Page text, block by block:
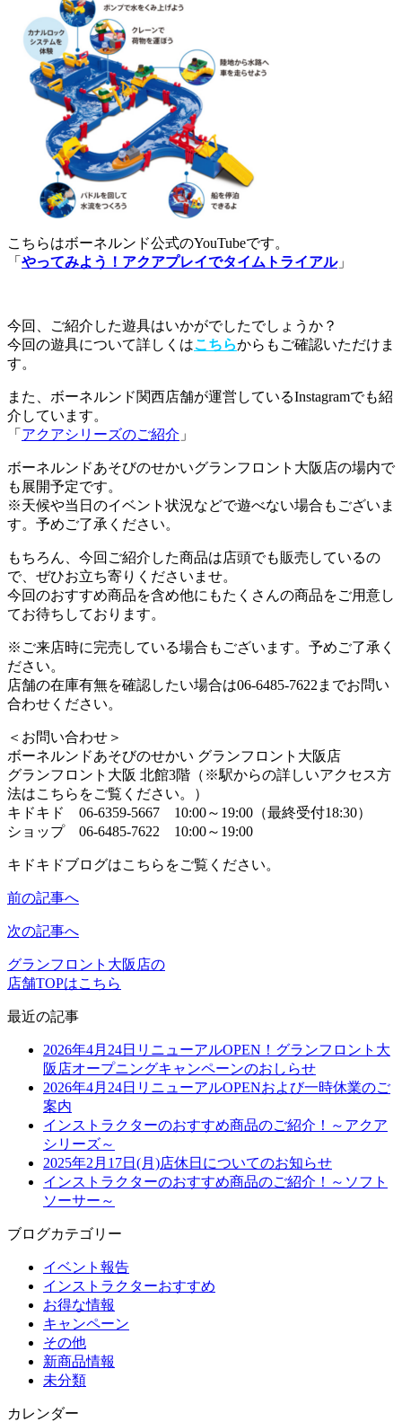
こちらはボーネルンド公式のYouTubeです。
「 やってみよう！アクアプレイでタイムトライアル」
今回、ご紹介した遊具はいかがでしたでしょうか？
今回の遊具について詳しくはこちらからもご確認いただけま
す。
また、ボーネルンド関西店舗が運営しているInstagramでも紹
介しています。
「 アクアシリーズのご紹介 」
ボーネルンドあそびのせかいグランフロント大阪店の場内で
も展開予定です。
※天候や当日のイベント状況などで遊べない場合もございま
す。予めご了承ください。
もちろん、今回ご紹介した商品は店頭でも販売しているの
で、ぜひお立ち寄りくださいませ。
今回のおすすめ商品を含め他にもたくさんの商品をご用意し
てお待ちしております。
※ご来店時に完売している場合もございます。予めご了承く
ださい。
店舗の在庫有無を確認したい場合は06-6485-7622までお問い
合わせください。
＜お問い合わせ＞
​ボーネルンドあそびのせかい グランフロント大阪店
グランフロント大阪 北館3階（※駅からの詳しいアクセス方
法はこちらをご覧ください。）
キドキド 06-6359-5667 10:00～19:00（最終受付18:30）
ショップ 06-6485-7622 10:00～19:00
キドキドブログはこちらをご覧ください。
前の記事へ
次の記事へ
グランフロント大阪店の
店舗TOPはこちら
最近の記事
2026年4月24日リニューアルOPEN！グランフロント大
阪店オープニングキャンペーンのおしらせ
2026年4月24日リニューアルOPENおよび一時休業のご
案内
インストラクターのおすすめ商品のご紹介！～アクア
シリーズ～
2025年2月17日(月)店休日についてのお知らせ
インストラクターのおすすめ商品のご紹介！～ソフト
ソーサー～
ブログカテゴリー
イベント報告
インストラクターおすすめ
お得な情報
キャンペーン
その他
新商品情報
未分類
カレンダー